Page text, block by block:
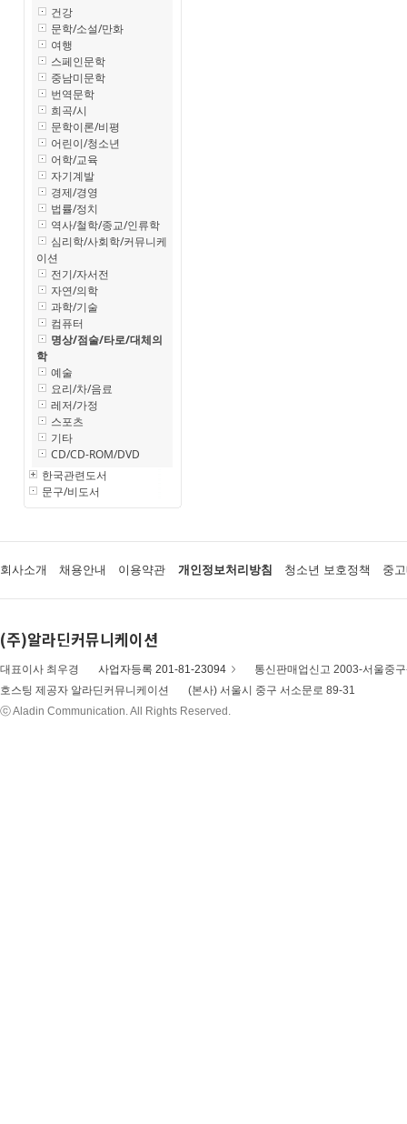
건강
문학/소설/만화
여행
스페인문학
중남미문학
번역문학
희곡/시
문학이론/비평
어린이/청소년
어학/교육
자기계발
경제/경영
법률/정치
역사/철학/종교/인류학
심리학/사회학/커뮤니케
이션
전기/자서전
자연/의학
과학/기술
컴퓨터
명상/점술/타로/대체의
학
예술
요리/차/음료
레저/가정
스포츠
기타
CD/CD-ROM/DVD
한국관련도서
문구/비도서
회사소개 채용안내 이용약관 개인정보처리방침 청소년 보호정책 중
(주)알라딘커뮤니케이션
대표이사 최우경 사업자등록 201-81-23094
통신판매업신고 2003-서울중
호스팅 제공자 알라딘커뮤니케이션
(본사) 서울시 중구 서소문로 89-31
ⓒ Aladin Communication. All Rights Reserved.